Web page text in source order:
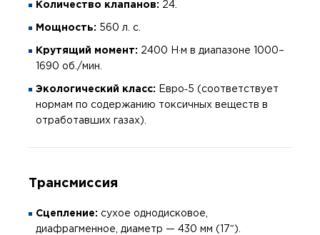
Количество клапанов: 24.
Мощность: 560 л. с.
Крутящий момент: 2400 Н·м в диапазоне 1000–
1690 об./мин.
Экологический класс: Евро‑5 (соответствует
нормам по содержанию токсичных веществ в
отработавших газах).
Трансмиссия
Сцепление: сухое однодисковое,
диафрагменное, диаметр — 430 мм (17″).